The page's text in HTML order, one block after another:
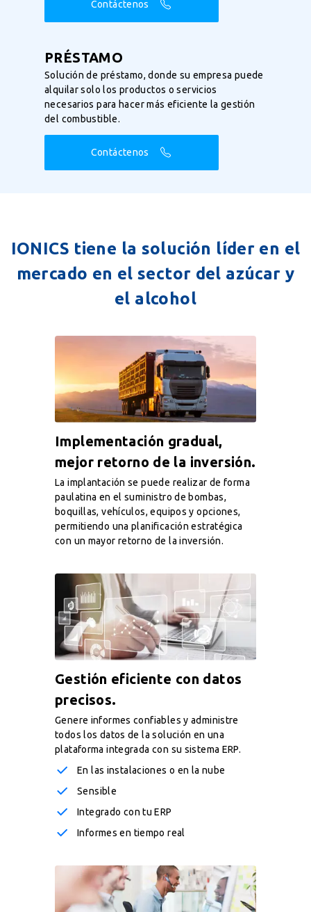
Contáctenos
PRÉSTAMO
Solución de préstamo, donde su empresa puede
alquilar solo los productos o servicios
necesarios para hacer más eficiente la gestión
del combustible.
Contáctenos
IONICS tiene la solución líder en el
mercado en el sector del azúcar y
el alcohol
Implementación gradual,
mejor retorno de la inversión.
La implantación se puede realizar de forma
paulatina en el suministro de bombas,
boquillas, vehículos, equipos y opciones,
permitiendo una planificación estratégica
con un mayor retorno de la inversión.
Gestión eficiente con datos
precisos.
Genere informes confiables y administre
todos los datos de la solución en una
plataforma integrada con su sistema ERP.
En las instalaciones o en la nube
Sensible
Integrado con tu ERP
Informes en tiempo real